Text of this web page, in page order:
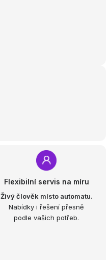
Flexibilní servis na míru
Živý člověk místo automatu.
Nabídky i řešení přesně
podle vašich potřeb.